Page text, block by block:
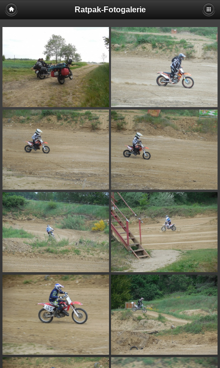
Ratpak-Fotogalerie